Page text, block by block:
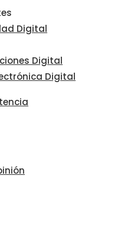
Digital
Digital
Digital